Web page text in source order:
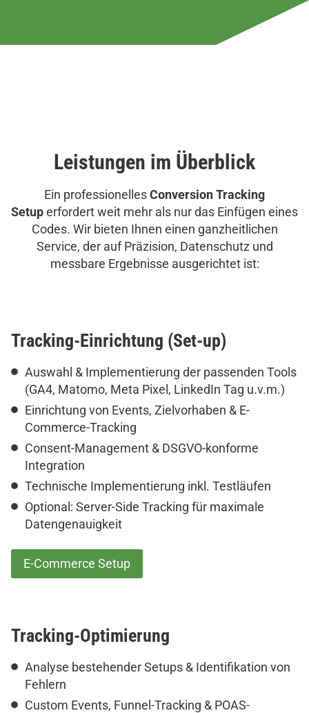
Leistungen im Überblick
Ein professionellesConversion Tracking
Setuperfordert weit mehr als nur das Einfügen eines
Codes. Wir bieten Ihnen einen ganzheitlichen
Service, der auf Präzision, Datenschutz und
messbare Ergebnisse ausgerichtet ist:
Tracking-Einrichtung (Set-up)
Auswahl & Implementierung der passenden Tools
(GA4, Matomo, Meta Pixel, LinkedIn Tag u.v.m.)
Einrichtung von Events, Zielvorhaben & E-
Commerce-Tracking
Consent-Management & DSGVO-konforme
Integration
Technische Implementierung inkl. Testläufen
Optional: Server-Side Tracking für maximale
Datengenauigkeit
E-Commerce Setup
Tracking-Optimierung
Analyse bestehender Setups & Identifikation von
Fehlern
Custom Events, Funnel-Tracking & POAS-